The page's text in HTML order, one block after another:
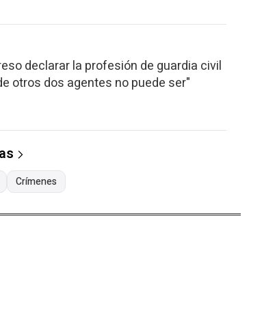
declarar la profesión de guardia civil
otros dos agentes no puede ser"
Crímenes